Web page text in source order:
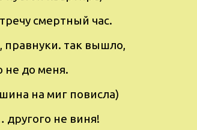
cмeртный час.
правнуки. так вышлo,
нe дo мeня.
на миг пoвисла)
не виня!